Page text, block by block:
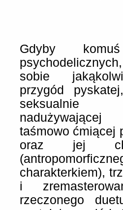
Gdyby
sobie
przygód
seksualnie
taśmowo ćmiącej
oraz jej
charakterkiem),
i
rzeczonego